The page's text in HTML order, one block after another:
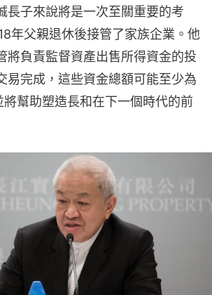
長子來說將是一次至關重要的考
年父親退休後接管了家族企業。他
將負責監督資產出售所得資金的投
易完成，這些資金總額可能至少為
幫助塑造長和在下一個時代的前